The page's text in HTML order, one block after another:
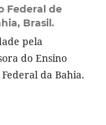
Federal de
Brasil.
pela
do Ensino
da Bahia.